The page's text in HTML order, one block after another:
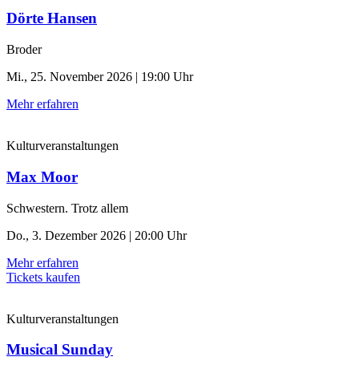
Dörte Hansen
Broder
Mi., 25. November 2026 | 19:00 Uhr
Mehr erfahren
Kulturveranstaltungen
Max Moor
Schwestern. Trotz allem
Do., 3. Dezember 2026 | 20:00 Uhr
Mehr erfahren
Tickets kaufen
Kulturveranstaltungen
Musical Sunday